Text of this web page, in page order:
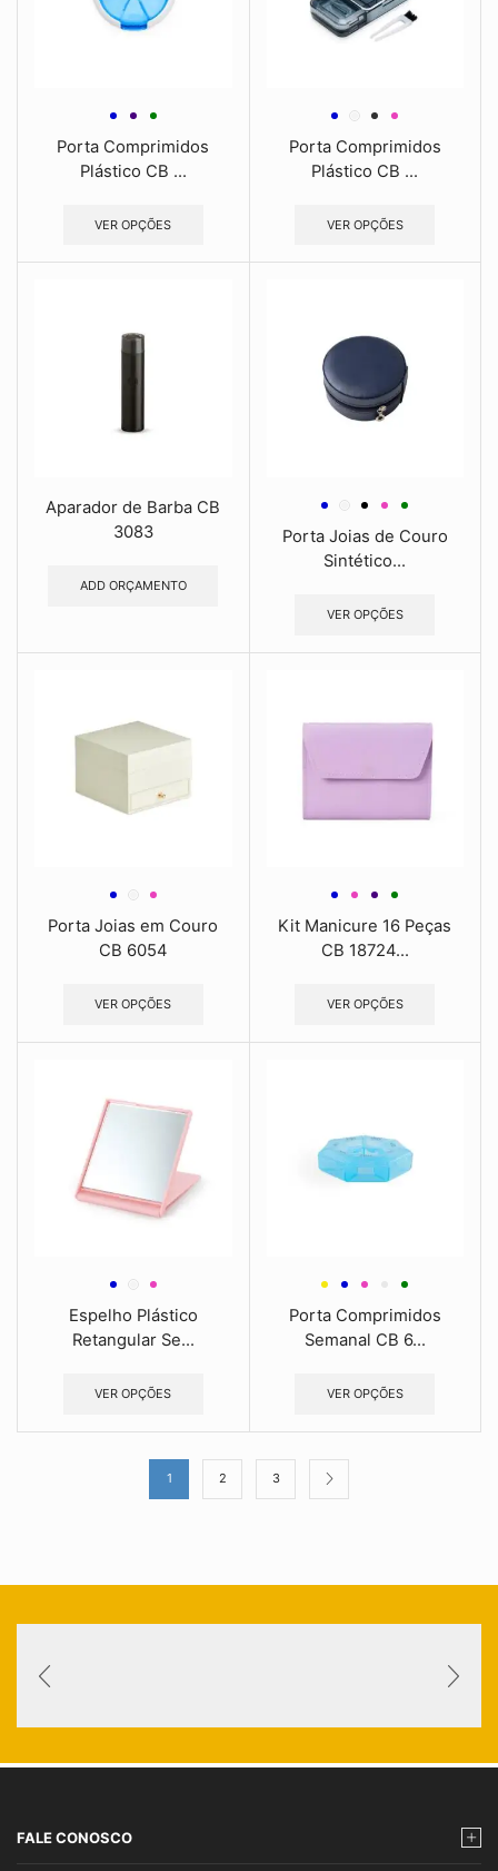
Porta Comprimidos
Plástico CB ...
VER OPÇÕES
Porta Comprimidos
Plástico CB ...
VER OPÇÕES
Aparador de Barba CB
3083
ADD ORÇAMENTO
Porta Joias de Couro
Sintético...
VER OPÇÕES
Porta Joias em Couro
CB 6054
VER OPÇÕES
Kit Manicure 16 Peças
CB 18724...
VER OPÇÕES
Espelho Plástico
Retangular Se...
VER OPÇÕES
Porta Comprimidos
Semanal CB 6...
VER OPÇÕES
1 2 3
FALE CONOSCO